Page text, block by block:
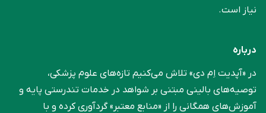
نیاز است.
درباره
در «آپدیت اِم دی» تلاش می‌کنیم تازه‌های علوم پزشکی،
توصیه‌های بالینی مبتنی بر شواهد در خدمات تندرستی پایه و
آموزش‌های همگانی را از «منابع معتبر» گردآوری کرده و با